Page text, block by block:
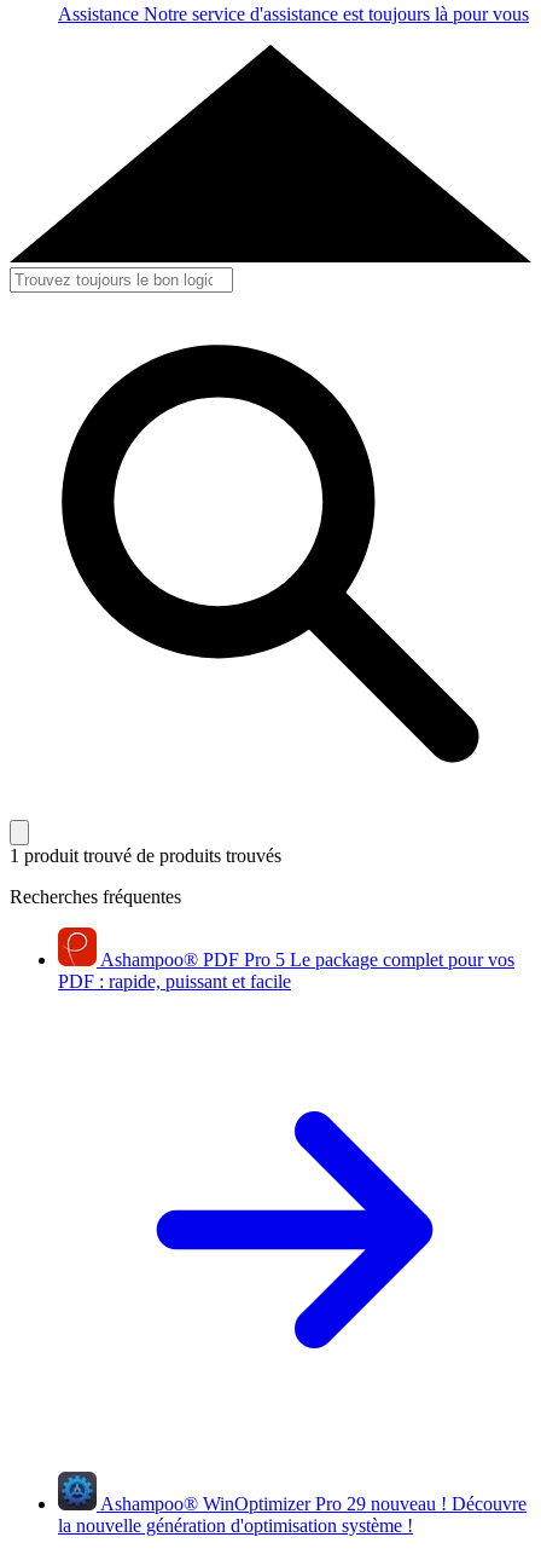
Assistance Notre service d'assistance est toujours là pour vous
1 produit trouvé de produits trouvés
Recherches fréquentes
Ashampoo® PDF Pro 5 Le package complet pour vos
PDF : rapide, puissant et facile
Ashampoo® WinOptimizer Pro 29 nouveau ! Découvre
la nouvelle génération d'optimisation système !